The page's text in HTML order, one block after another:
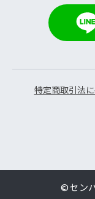
特定商取引法
©セン